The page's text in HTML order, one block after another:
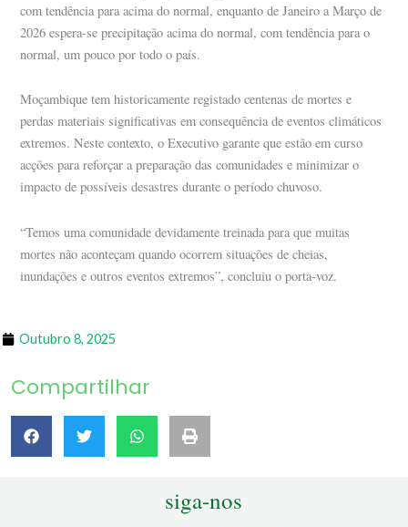
com tendência para acima do normal, enquanto de Janeiro a Março de
2026 espera-se precipitação acima do normal, com tendência para o
normal, um pouco por todo o país.
Moçambique tem historicamente registado centenas de mortes e
perdas materiais significativas em consequência de eventos climáticos
extremos. Neste contexto, o Executivo garante que estão em curso
acções para reforçar a preparação das comunidades e minimizar o
impacto de possíveis desastres durante o período chuvoso.
“Temos uma comunidade devidamente treinada para que muitas
mortes não aconteçam quando ocorrem situações de cheias,
inundações e outros eventos extremos”, concluiu o porta-voz.
Outubro 8, 2025
Compartilhar
siga-nos